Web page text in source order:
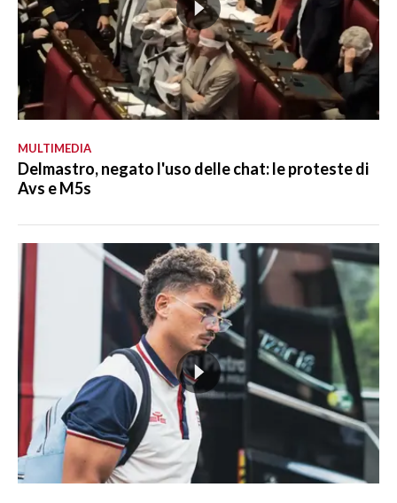
MULTIMEDIA
Delmastro, negato l'uso delle chat: le proteste di
Avs e M5s